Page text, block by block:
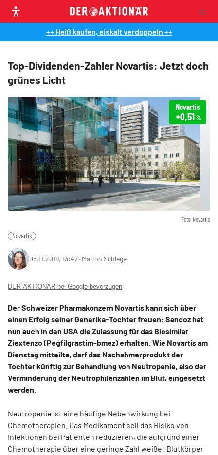
++ Heiß kaufen, eiskalt verdoppeln ++
Top-Dividenden-Zahler Novartis: Jetzt doch
grünes Licht
Foto: Novartis
Novartis
+0,51%
Novartis
05.11.2019, 13:42‧ Marion Schlegel
DER AKTIONÄR bei Google bevorzugen
Der Schweizer Pharmakonzern Novartis kann sich über
einen Erfolg seiner Generika-Tochter freuen: Sandoz hat
nun auch in den USA die Zulassung für das Biosimilar
Ziextenzo (Pegfilgrastim-bmez) erhalten. Wie Novartis am
Dienstag mitteilte, darf das Nachahmerprodukt der
Tochter künftig zur Behandlung von Neutropenie, also der
Verminderung der Neutrophilenzahlen im Blut, eingesetzt
werden.
Neutropenie ist eine häufige Nebenwirkung bei
Chemotherapien. Das Medikament soll das Risiko von
Infektionen bei Patienten reduzieren, die aufgrund einer
Chemotherapie über eine geringe Zahl weißer Blutkörper